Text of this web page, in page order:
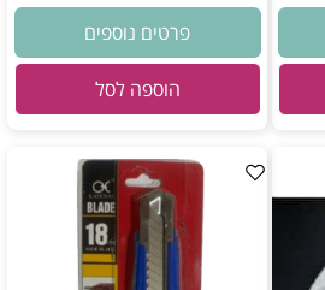
פרטים נוספים
הוספה לסל